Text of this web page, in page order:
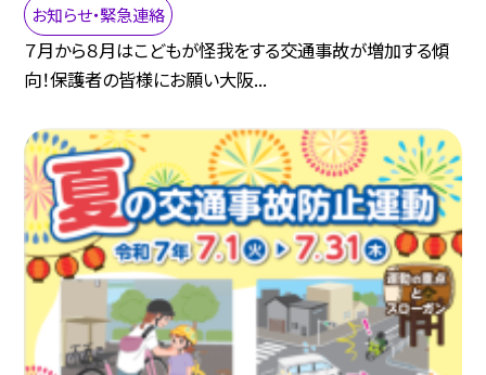
お知らせ・緊急連絡
７月から８月はこどもが怪我をする交通事故が増加する傾
向！保護者の皆様にお願い大阪...